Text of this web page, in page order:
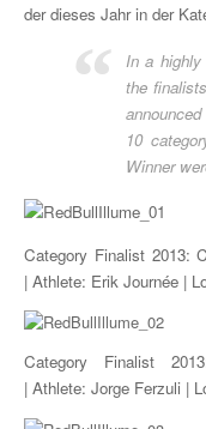
der dieses Jahr in der
In a highly
the
10
Winner
Category Finalist 2013:
| Athlete: Erik Journée |
Category Finalist
| Athlete: Jorge Ferzuli |